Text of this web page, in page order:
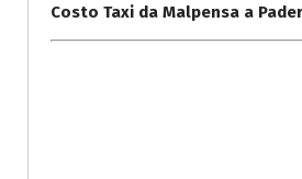
Costo Taxi da Malpensa a